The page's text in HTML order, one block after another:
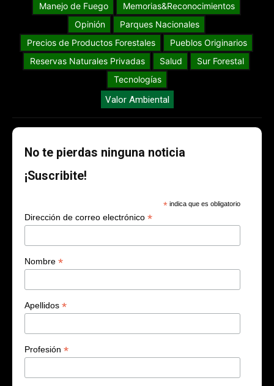
Manejo de Fuego
Memorias&Reconocimientos
Opinión
Parques Nacionales
Precios de Productos Forestales
Pueblos Originarios
Reservas Naturales Privadas
Salud
Sur Forestal
Tecnologías
Valor Ambiental
No te pierdas ninguna noticia
¡Suscribite!
* indica que es obligatorio
Dirección de correo electrónico *
Nombre *
Apellidos *
Profesión *